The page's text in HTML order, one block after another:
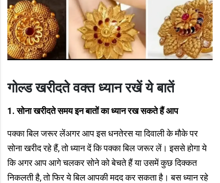
गोल्ड खरीदते वक्त ध्यान रखें ये बातें
1. सोना खरीदते समय इन बातों का ध्यान रख सकते हैं आप
पक्का बिल जरूर लेंअगर आप इस धनतेरस या दिवाली के मौके पर
सोना खरीद रहे हैं, तो ध्यान दें कि पक्का बिल जरूर लें। इससे होगा ये
कि अगर आप आगे चलकर सोने को बेचते हैं या उसमें कुछ दिक्कत
निकलती है, तो फिर ये बिल आपकी मदद कर सकता है। बस ध्यान रहे